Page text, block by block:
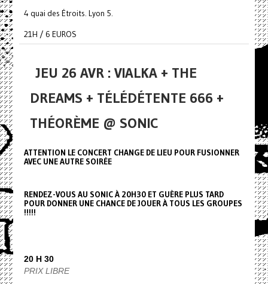
4 quai des Étroits. Lyon 5.
21H / 6 EUROS
JEU 26 AVR : VIALKA + THE
DREAMS + TÉLÉDÉTENTE 666 +
THÉORÈME @ SONIC
ATTENTION LE CONCERT CHANGE DE LIEU POUR FUSIONNER
AVEC UNE AUTRE SOIRÉE
RENDEZ-VOUS AU SONIC À 20H30 ET GUÈRE PLUS TARD
POUR DONNER UNE CHANCE DE JOUER À TOUS LES GROUPES
!!!!!
20 H 30
PRIX LIBRE